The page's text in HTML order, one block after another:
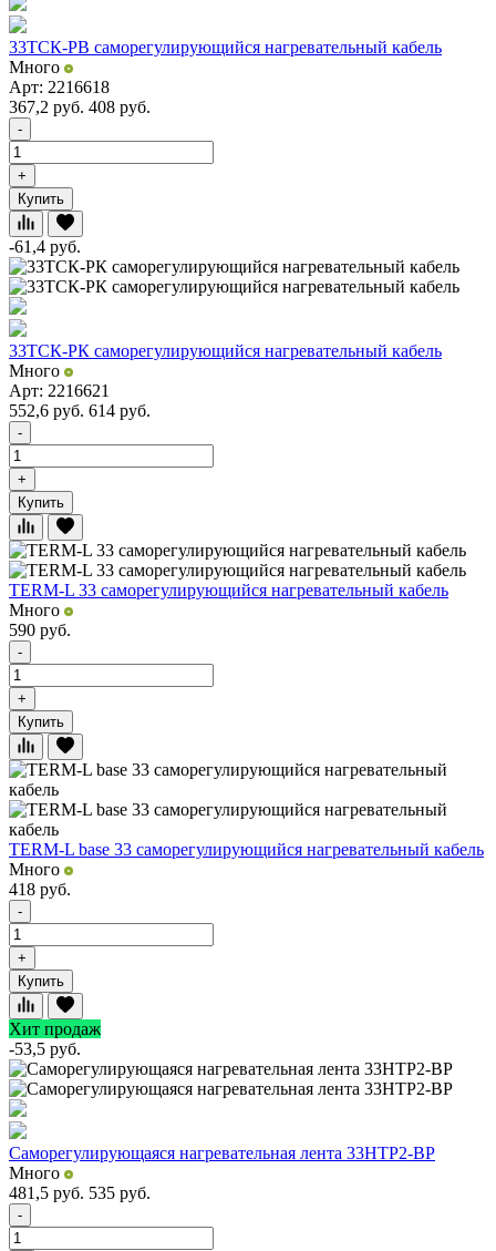
33ТСК-РВ саморегулирующийся нагревательный кабель
Много
Арт: 2216618
367,2 руб. 408 руб.
-
+
Купить
-61,4 руб.
33ТСК-РК саморегулирующийся нагревательный кабель
Много
Арт: 2216621
552,6 руб. 614 руб.
-
+
Купить
TERM-L 33 саморегулирующийся нагревательный кабель
Много
590 руб.
-
+
Купить
TERM-L base 33 саморегулирующийся нагревательный кабель
Много
418 руб.
-
+
Купить
Хит продаж
-53,5 руб.
Саморегулирующаяся нагревательная лента 33НТР2-ВР
Много
481,5 руб. 535 руб.
-